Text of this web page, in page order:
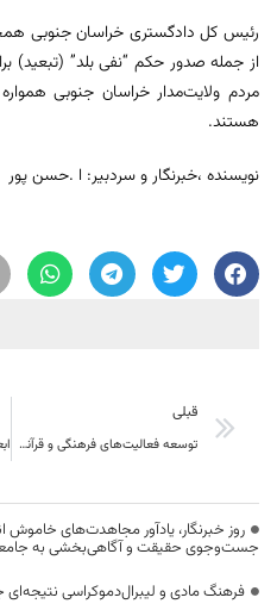
رئیس کل دادگستری خراسان جنوبی
از جمله صدور حکم “نفی بلد” (تبعید)
مردم ولایت‌مدار خراسان جنوبی
هستند.
نویسنده ،خبرنگار و سردبیر: ا .حسن پور
قبلی
توسعه فعالیت‌های فرهنگی و قرآنی، نیازمند هم‌افزایی همه دستگاه‌هاست
روز خبرنگار، یادآور مجاهدت‌های
جست‌وجوی حقیقت و آگاهی‌بخشی به جامعه
فرهنگ مادی و لیبرال‌دموکراسی نتیجه‌ای